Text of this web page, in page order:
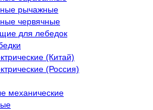
рычажные
червячные
для лебедок
(Китай)
(Россия)
механические